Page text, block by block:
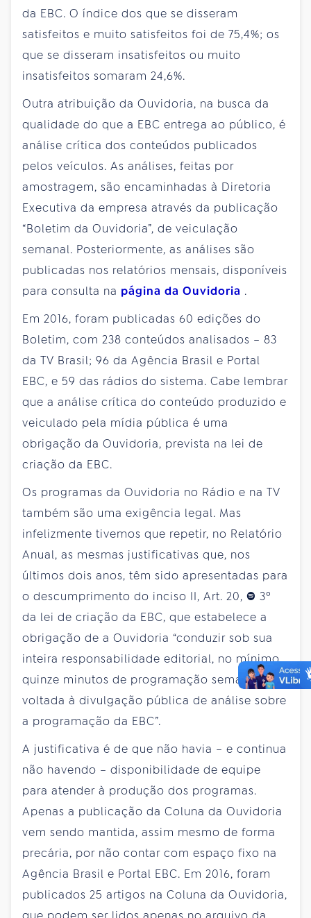
da EBC. O índice dos que se disseram
satisfeitos e muito satisfeitos foi de 75,4%; os
que se disseram insatisfeitos ou muito
insatisfeitos somaram 24,6%.
Outra atribuição da Ouvidoria, na busca da
qualidade do que a EBC entrega ao público, é
análise crítica dos conteúdos publicados
pelos veículos. As análises, feitas por
amostragem, são encaminhadas à Diretoria
Executiva da empresa através da publicação
“Boletim da Ouvidoria”, de veiculação
semanal. Posteriormente, as análises são
publicadas nos relatórios mensais, disponíveis
para consulta na página da Ouvidoria .
Em 2016, foram publicadas 60 edições do
Boletim, com 238 conteúdos analisados – 83
da TV Brasil; 96 da Agência Brasil e Portal
EBC, e 59 das rádios do sistema. Cabe lembrar
que a análise crítica do conteúdo produzido e
veiculado pela mídia pública é uma
obrigação da Ouvidoria, prevista na lei de
criação da EBC.
Os programas da Ouvidoria no Rádio e na TV
também são uma exigência legal. Mas
infelizmente tivemos que repetir, no Relatório
Anual, as mesmas justificativas que, nos
últimos dois anos, têm sido apresentadas para
o descumprimento do inciso II, Art. 20, § 3º
da lei de criação da EBC, que estabelece a
obrigação de a Ouvidoria “conduzir sob sua
inteira responsabilidade editorial, no mínimo
quinze minutos de programação semanal (...)
voltada à divulgação pública de análise sobre
a programação da EBC”.
A justificativa é de que não havia – e continua
não havendo – disponibilidade de equipe
para atender à produção dos programas.
Apenas a publicação da Coluna da Ouvidoria
vem sendo mantida, assim mesmo de forma
precária, por não contar com espaço fixo na
Agência Brasil e Portal EBC. Em 2016, foram
publicados 25 artigos na Coluna da Ouvidoria,